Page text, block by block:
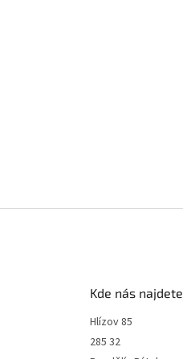
Kde nás najdete
Hlízov 85
285 32